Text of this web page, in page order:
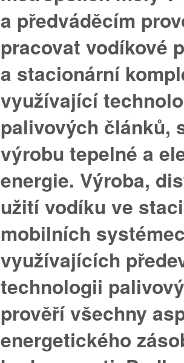
a předváděcím
pracovat vodíkové
a stacionární
využívající
palivových článků,
výrobu tepelné a
energie. Výroba,
užití vodíku ve
mobilních
využívajících
technologii
prověří všechny
energetického